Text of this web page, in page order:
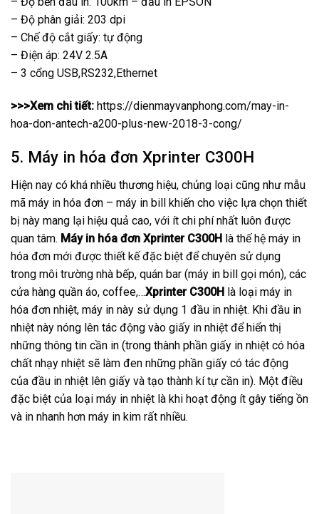
– Độ phân giải: 203 dpi
– Chế độ cắt giấy: tự động
– Điện áp: 24V 2.5A
– 3 cổng USB,RS232,Ethernet
>>>Xem chi tiết: https://dienmayvanphong.com/may-in-
hoa-don-antech-a200-plus-new-2018-3-cong/
5. Máy in hóa đơn Xprinter C300H
Hiện nay có khá nhiều thương hiệu, chủng loại cũng như mẫu
mã máy in hóa đơn – máy in bill khiến cho việc lựa chọn thiết
bị này mang lại hiệu quả cao, với ít chi phí nhất luôn được
quan tâm. Máy in hóa đơn Xprinter C300H là thế hệ máy in
hóa đơn mới được thiết kế đặc biệt để chuyên sử dụng
trong môi trường nhà bếp, quán bar (máy in bill gọi món), các
cửa hàng quần áo, coffee,…Xprinter C300H là loại máy in
hóa đơn nhiệt, máy in này sử dụng 1 đầu in nhiệt. Khi đầu in
nhiệt này nóng lên tác động vào giấy in nhiệt để hiển thị
những thông tin cần in (trong thành phần giấy in nhiệt có hóa
chất nhạy nhiệt sẽ làm đen những phần giấy có tác động
của đầu in nhiệt lên giấy và tạo thành kí tự cần in). Một điều
đặc biệt của loại máy in nhiệt là khi hoạt động ít gây tiếng ồn
và in nhanh hơn máy in kim rất nhiều.